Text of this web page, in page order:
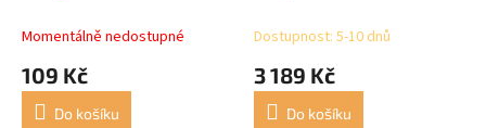
Momentálně nedostupné
109 Kč
Do košíku
Dostupnost: 5-10 dnů
3 189 Kč
Do košíku